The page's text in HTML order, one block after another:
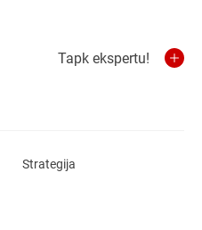
Tapk ekspertu!
Strategija